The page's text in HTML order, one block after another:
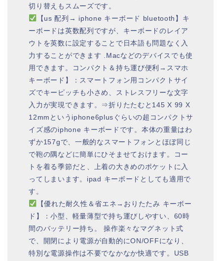
切り替えもスムーズです。
【us 配列→ iphone キーボード bluetooth】キ
ーボードは英数配列ですが、キーボードのレイア
ウトを英数に設定することで日本語も問題なく入
力することができます .Macなどのデバイスでも使
用できます。コンパクト＆持ち運び便利→スマホ
キーボード】：スマートフォン用コンパクトサイ
ズでキーピッチも小さめ、ストレスフリーな文字
入力が実現できます。⇒折りたたむと145 X 99 X
12mmというiphone6plusぐらいの超コンパクトサ
イズ感のiphone キーボードです。本体の重量はわ
ずか157gで、一般的なスマートフォンとほぼ同じ
で鞄の隅などに簡単にひそませておけます。コー
トを着る季節だと、上着の大きめのポケットに入
ってしまいます。ipad キーボードとしても適用で
す。
【優れた耐久性＆省エネ→おりたたみ キーボー
ド】：小型、軽量薄型で持ち運びしやすい、60時
間のバッテリー持ち。 操作楽々なマグネット式
で、開閉により電源が自動的にON/OFFになり、
特別な電源操作は不要でなかなか快適です。USB